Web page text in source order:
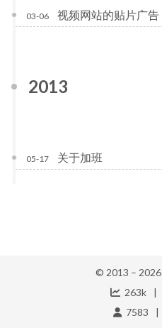
03-06 视频网站的贴片广告
2013
05-17 关于加班
© 2013 – 2026
263k
7583